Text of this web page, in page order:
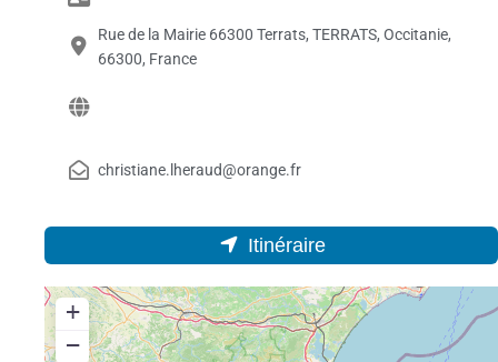
Rue de la Mairie 66300 Terrats, TERRATS, Occitanie,
66300, France
christiane.lheraud@orange.fr
Itinéraire
+
−